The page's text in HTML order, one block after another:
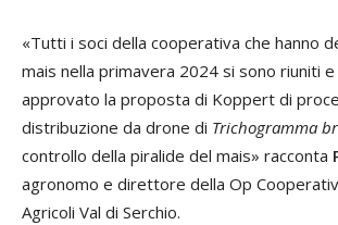
«Tutti i soci della cooperativa che hanno
mais nella primavera 2024 si sono riuniti e
approvato la proposta di Koppert di
distribuzione da drone di Trichogramma
controllo della piralide del mais» racconta
agronomo e direttore della Op
Agricoli Val di Serchio.